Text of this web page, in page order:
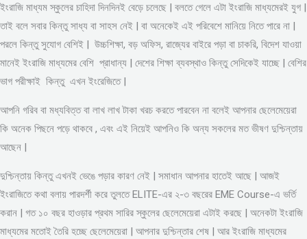
ইংরাজি মাধ্যম স্কুলের চাহিদা দিনদিনই বেড়ে চলেছে | বলতে গেলে এটা ইংরাজি মাধ্যমেরই যুগ |
তাই বলে সবার কিন্তু সাধ্য বা সাহস নেই | বা অনেকেই এই পরিবেশে মানিয়ে নিতে পারে না |
পরলে কিন্তু সুযোগ বেশিই | উচ্চশিক্ষা, বড় অফিস, রাজ্যের বাইরে পড়া বা চাকরি, বিদেশ যাওয়া
মানেই ইংরাজি মাধ্যমের বেশি প্রাধান্য | দেশের শিক্ষা ব্যবস্থাও কিন্তু সেদিকেই যাচ্ছে | বেশির
ভাগ পরীক্ষাই কিন্তু এখন ইংরেজিতে |
আপনি গরিব বা মধ্যবিত্ত বা লাখ লাখ টাকা খরচ করতে পারবেন না বলেই আপনার ছেলেমেয়েরা
কি অনেক পিছনে পড়ে থাকবে , এবং এই নিয়েই আপনিও কি অন্য সকলের মত ভীষণ দুশ্চিন্তায়
আছেন |
দুশ্চিন্তায় কিন্তু এখনই ভেঙে পড়ার কারণ নেই | সমাধান আপনার হাতেই আছে | আজই
ইংরাজিতে কথা বলায় পারদর্শী করে তুলতে ELITE-এর ২-৩ বছরের EME Course-এ ভর্তি
করান | গত ১০ বছর হাওড়ার প্রথম সারির স্কুলের ছেলেমেয়েরা এটাই করছে | অনেকটা ইংরাজি
মাধ্যমের মতোই তৈরি হচ্ছে ছেলেমেয়েরা | আপনার দুশ্চিন্তার শেষ | আর ইংরাজি মাধ্যমের